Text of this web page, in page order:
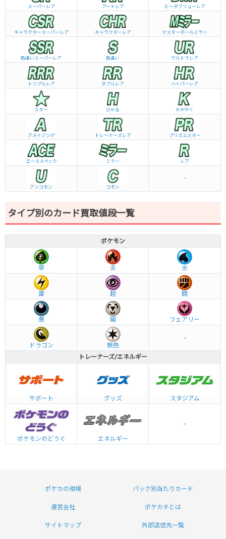
スーパーレア アートレア ビーダブリュー レア
キャラクタースーパーレア キャラクターレア マスターボールミラー
色違いスーパーレア 色違い ウルトラレア
トリプルレア ダブルレア ハイパーレア
スター ひかる かがやく
アメイジング トレーナーズレア プリズムスター
エーススペック ミラー レア
アンコモン コモン
-
タイプ別のカード買取値段一覧
ポケモン
草 炎 水
雷 超 闘
悪 鋼 フェアリー
ドラゴン 無色
-
トレーナーズ/エネルギー
サポート グッズ スタジアム
ポケモンのどうぐ エネルギー
-
ポケカの相場 パック別当たりカード
運営会社 ポケカチとは
サイトマップ 外部送信先一覧